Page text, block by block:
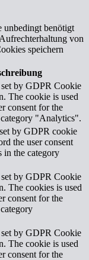
unbedingt benötigt
von
speichern
by GDPR Cookie
The cookie is used
consent for the
"Analytics".
by GDPR cookie
the user consent
in the category
by GDPR Cookie
The cookies is used
consent for the
by GDPR Cookie
The cookie is used
consent for the